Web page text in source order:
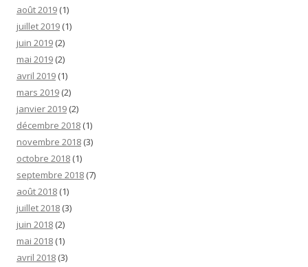
août 2019 (1)
juillet 2019 (1)
juin 2019 (2)
mai 2019 (2)
avril 2019 (1)
mars 2019 (2)
janvier 2019 (2)
décembre 2018 (1)
novembre 2018 (3)
octobre 2018 (1)
septembre 2018 (7)
août 2018 (1)
juillet 2018 (3)
juin 2018 (2)
mai 2018 (1)
avril 2018 (3)